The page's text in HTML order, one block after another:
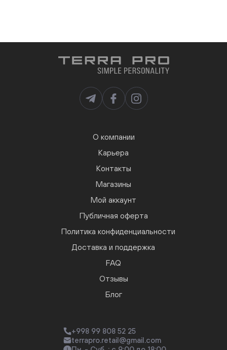
О компании
Карьера
Контакты
Магазины
Мой аккаунт
Публичная оферта
Политика конфиденциальности
Доставка и поддержка
FAQ
Отзывы
Блог
+998 99 808 52 25
terrapro.retail@gmail.com